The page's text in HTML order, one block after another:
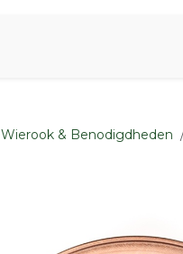
Wierook & Benodigdheden